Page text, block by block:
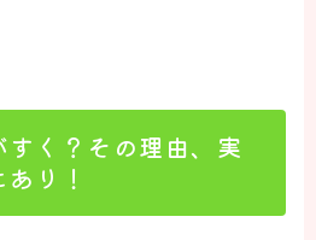
く？その理由、実
り！